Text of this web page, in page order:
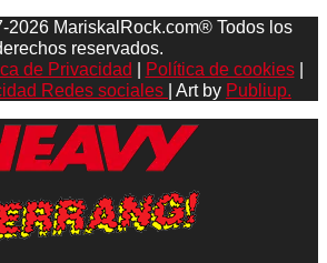
2026 MariskalRock.com® Todos los
reservados.
de Privacidad Política de cookies|
Redes sociales
| Art by Publiup.